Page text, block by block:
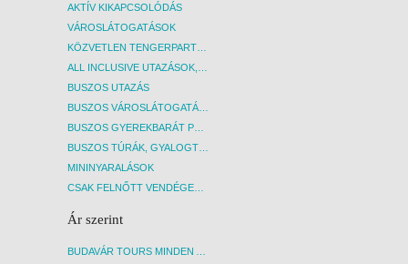
AKTÍV KIKAPCSOLÓDÁS
VÁROSLÁTOGATÁSOK
BUSZOS UTAZÁS
MININYARALÁSOK
Ár szerint